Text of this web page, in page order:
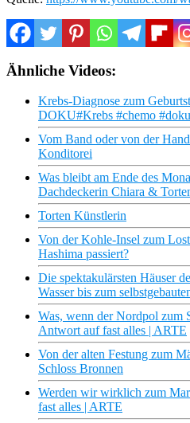
Ähnliche Videos:
Krebs-Diagnose zum
DOKU#Krebs #chemo
Vom Band oder von der
Konditorei
Was bleibt am Ende des
Dachdeckerin Chiara &
Torten Künstlerin
Von der Kohle-Insel zum
Hashima passiert?
Die spektakulärsten Häuser
Wasser bis zum
Was, wenn der Nordpol zum
Antwort auf fast alles | ARTE
Von der alten Festung zum
Schloss Bronnen
Werden wir wirklich zum
fast alles | ARTE